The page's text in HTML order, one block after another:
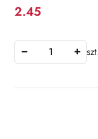
Cena:
2.45